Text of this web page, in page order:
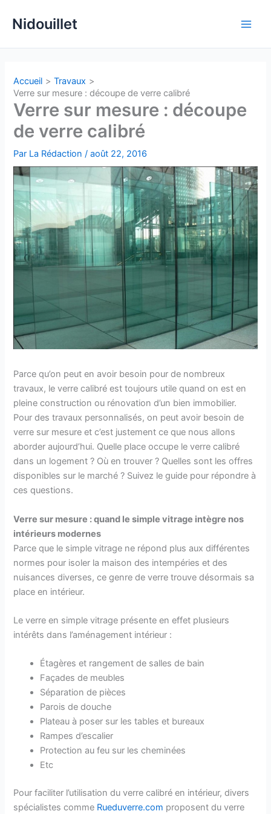
Nidouillet
Accueil
Travaux
Verre sur mesure : découpe de verre calibré
Verre sur mesure : découpe
de verre calibré
Par La Rédaction/août 22, 2016
Parce qu’on peut en avoir besoin pour de nombreux
travaux, le verre calibré est toujours utile quand on est en
pleine construction ou rénovation d’un bien immobilier.
Pour des travaux personnalisés, on peut avoir besoin de
verre sur mesure et c’est justement ce que nous allons
aborder aujourd’hui. Quelle place occupe le verre calibré
dans un logement ? Où en trouver ? Quelles sont les offres
disponibles sur le marché ? Suivez le guide pour répondre à
ces questions.
Verre sur mesure : quand le simple vitrage intègre nos
intérieurs modernes
Parce que le simple vitrage ne répond plus aux différentes
normes pour isoler la maison des intempéries et des
nuisances diverses, ce genre de verre trouve désormais sa
place en intérieur.
Le verre en simple vitrage présente en effet plusieurs
intérêts dans l’aménagement intérieur :
Étagères et rangement de salles de bain
Façades de meubles
Séparation de pièces
Parois de douche
Plateau à poser sur les tables et bureaux
Rampes d’escalier
Protection au feu sur les cheminées
Etc
Pour faciliter l’utilisation du verre calibré en intérieur, divers
spécialistes comme Rueduverre.com proposent du verre